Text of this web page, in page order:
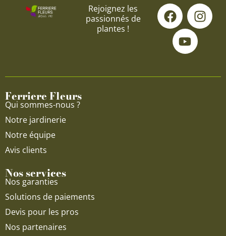
Rejoignez les
passionnés de
plantes !
F
a
c
e
o
I
n
s
g
Y
o
u
t
u
b
Ferriere Fleurs
Qui sommes-nous ?
Notre jardinerie
Notre équipe
Avis clients
Nos services
Nos garanties
Solutions de paiements
Devis pour les pros
Nos partenaires